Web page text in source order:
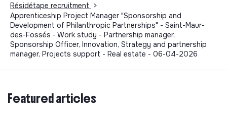
Résidétape recruitment
>
Apprenticeship Project Manager "Sponsorship and
Development of Philanthropic Partnerships" - Saint-Maur-
des-Fossés - Work study - Partnership manager,
Sponsorship Officer, Innovation, Strategy and partnership
manager, Projects support - Real estate - 06-04-2026
Featured articles